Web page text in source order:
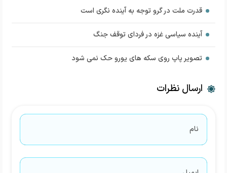
قدرت ملت در گرو توجه به آینده نگری است
آینده سیاسی غزه در فردای توقف جنگ
تصویر پاپ روی سکه های یورو حک نمی شود
ارسال نظرات